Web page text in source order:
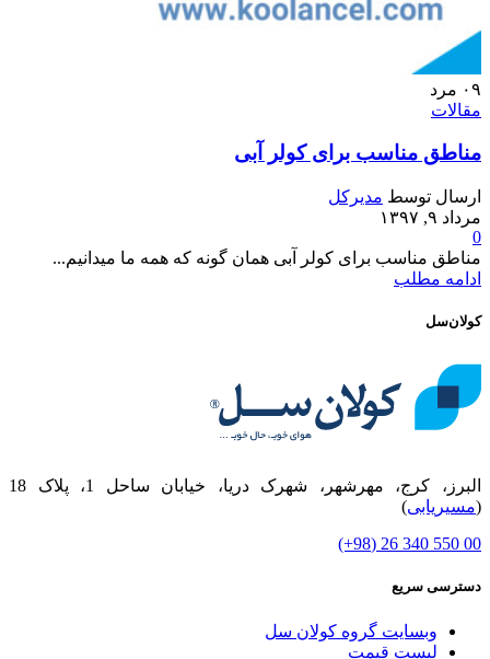
۰۹ مرد
مقالات
مناطق مناسب برای کولر آبی
ارسال توسط مدیرکل
مرداد ۹, ۱۳۹۷
0
مناطق مناسب برای کولر آبی همان گونه که همه ما میدانیم...
ادامه مطلب
کولان‌سل
البرز، کرج، مهرشهر، شهرک دریا، خیابان ساحل 1، پلاک 18
(مسیریابی)
00 550 340 26 (98+)
دسترسی سریع
وبسایت گروه کولان سل
لیست قیمت